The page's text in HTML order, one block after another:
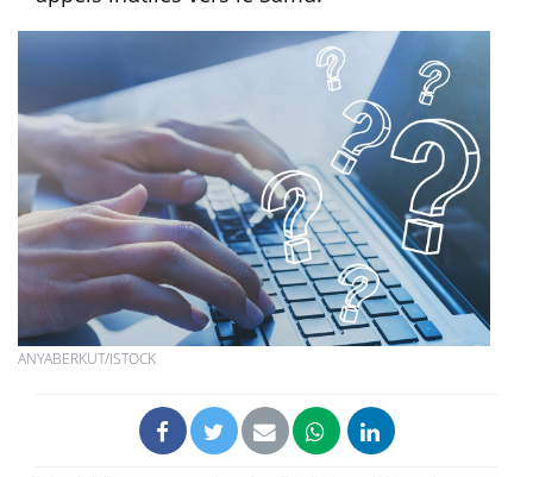
ANYABERKUT/ISTOCK